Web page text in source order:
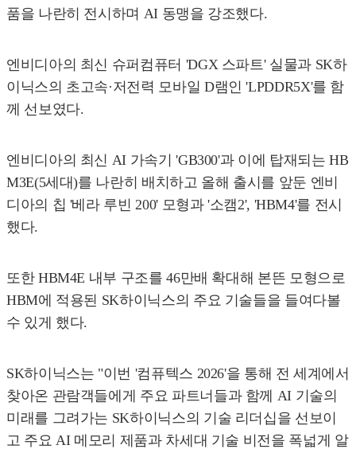
품을 나란히 전시하며 AI 동맹을 강조했다.
엔비디아의 최신 슈퍼컴퓨터 'DGX 스파트' 실물과 SK하
이닉스의 초고속·저전력 모바일 D램인 'LPDDR5X'를 함
께 선보였다.
엔비디아의 최신 AI 가속기 'GB300'과 이에 탑재되는 HB
M3E(5세대)를 나란히 배치하고 올해 출시를 앞둔 엔비
디아의 칩 '베라 루빈 200' 모형과 '소캠2', 'HBM4'를 전시
했다.
또한 HBM4E 내부 구조를 46만배 확대해 본뜬 모형으로
HBM에 적용된 SK하이닉스의 주요 기술들을 들여다볼
수 있게 했다.
SK하이닉스는 "이번 '컴퓨텍스 2026'을 통해 전 세계에서
찾아온 관람객들에게 주요 파트너들과 함께 AI 기술의
미래를 그려가는 SK하이닉스의 기술 리더십을 선보이
고 주요 AI 메모리 제품과 차세대 기술 비전을 폭넓게 알